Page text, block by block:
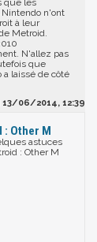
Nintendo n'ont
à leur
Metroid.
N'allez pas
que
a laissé de côté
13/06/2014, 12:39
: Other M
astuces
: Other M